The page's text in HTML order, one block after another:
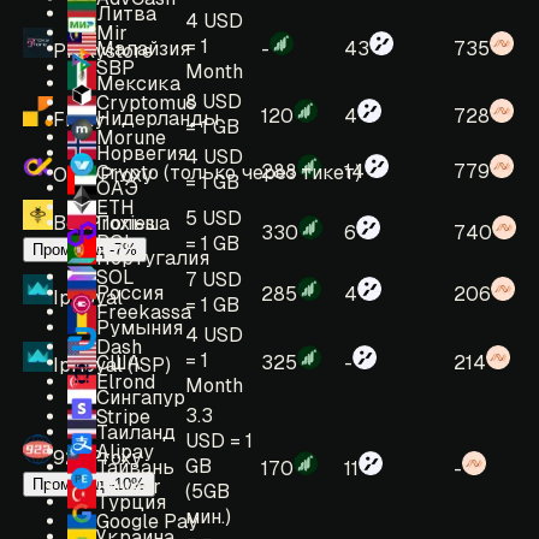
Литва
Малайзия
Мексика
Нидерланды
Норвегия
ОАЭ
Польша
Португалия
Россия
Румыния
США
Сингапур
Таиланд
Тайвань
Турция
Mir
SBP
Cryptomus
Morune
Crypto (только через тикет)
ETH
POL
SOL
Freekassa
Dash
Elrond
Stripe
Alipay
Payeer
Google Pay
Proxystore
4 USD
= 1
Month
- 43 735
Froxy
8 USD
= 1 GB
120 4 728
OkeyProxy
4 USD
= 1 GB
288 14 779
BeeProxies
Промокод -7%
5 USD
= 1 GB
330 6 740
IpRoyal
7 USD
= 1 GB
285 4 206
IpRoyal (ISP)
4 USD
= 1
Month
325 - 214
922Proxy
Промокод -10%
3.3
USD = 1
GB
(5GB
мин.)
170 11 -